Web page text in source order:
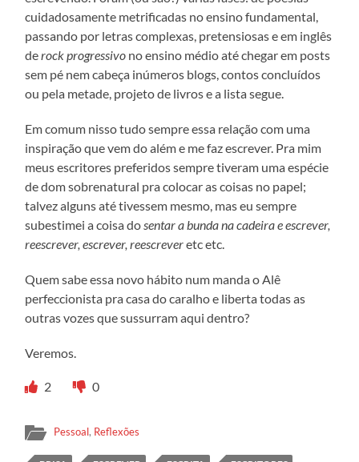
cuidadosamente metrificadas no ensino fundamental,
passando por letras complexas, pretensiosas e em inglês
derock progressivo no ensino médio até chegar em posts
sem pé nem cabeça inúmeros blogs, contos concluídos
ou pela metade, projeto de livros e a lista segue.
Em comum nisso tudo sempre essa relação com uma
inspiração que vem do além e me faz escrever. Pra mim
meus escritores preferidos sempre tiveram uma espécie
de dom sobrenatural pra colocar as coisas no papel;
talvez alguns até tivessem mesmo, mas eu sempre
subestimei a coisa do sentar a bunda na cadeira e escrever,
reescrever, escrever, reescreveretc etc.
Quem sabe essa novo hábito num manda o Alê
perfeccionista pra casa do caralho e liberta todas as
outras vozes que sussurram aqui dentro?
Veremos.
2 0
Pessoal, Reflexões